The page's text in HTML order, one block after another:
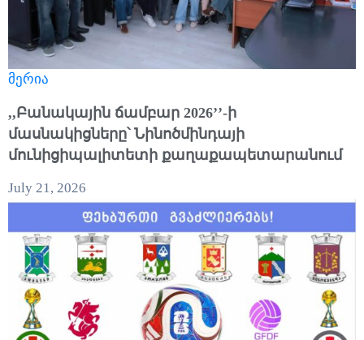
მერია
,,Բանակային ճամբար 2026’’-ի
մասնակիցները՝ Նինոծմինդայի
մունիցիպալիտետի քաղաքապետարանում
July 21, 2026